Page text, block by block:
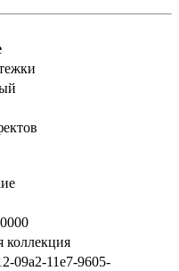
коллекция
09a2-11e7-9605-